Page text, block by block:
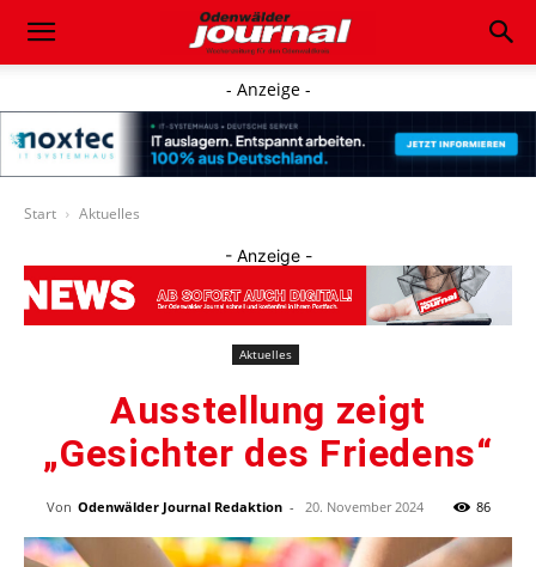
- Anzeige -
Start Aktuelles
- Anzeige -
Aktuelles
Ausstellung zeigt
„Gesichter des Friedens“
Von Odenwälder Journal Redaktion - 20. November 2024 86